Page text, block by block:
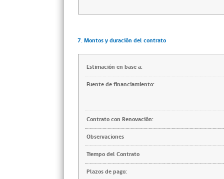
7. Montos y duración del contrato
Estimación en base a:
Fuente de financiamiento:
Contrato con Renovación:
Observaciones
Tiempo del Contrato
Plazos de pago: